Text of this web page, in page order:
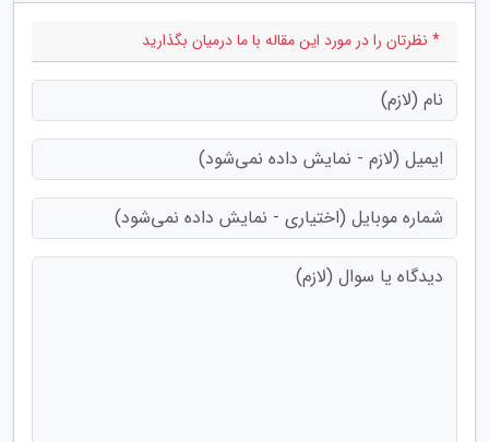
* نظرتان را در مورد این مقاله با ما درمیان بگذارید